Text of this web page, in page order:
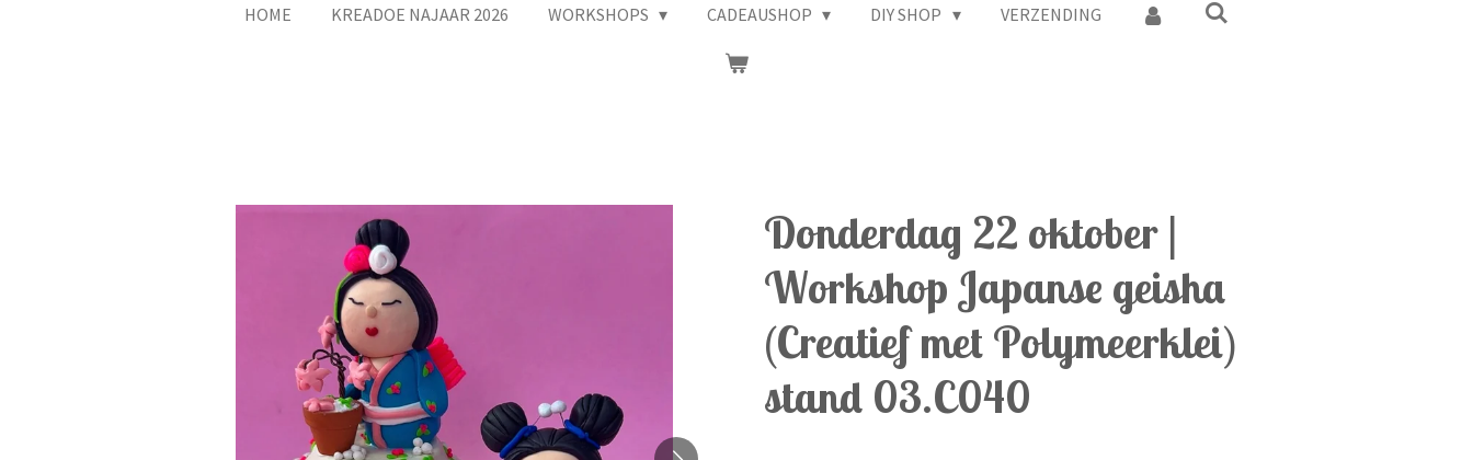
HOME KREADOE NAJAAR 2026 WORKSHOPS CADEAUSHOP DIY SHOP VERZENDING
Donderdag 22 oktober |
Workshop Japanse geisha
(Creatief met Polymeerklei)
stand 03.C040